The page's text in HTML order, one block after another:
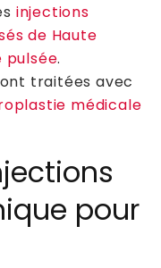
injections
de Haute
pulsée.
traitées avec
médicale
pour